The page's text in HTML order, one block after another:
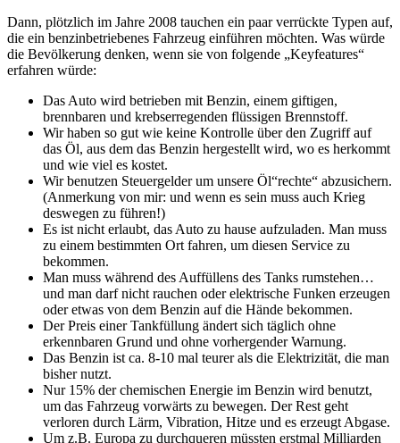
Dann, plötzlich im Jahre 2008 tauchen ein paar verrückte Typen auf,
die ein benzinbetriebenes Fahrzeug einführen möchten. Was würde
die Bevölkerung denken, wenn sie von folgende „Keyfeatures“
erfahren würde:
Das Auto wird betrieben mit Benzin, einem giftigen,
brennbaren und krebserregenden flüssigen Brennstoff.
Wir haben so gut wie keine Kontrolle über den Zugriff auf
das Öl, aus dem das Benzin hergestellt wird, wo es herkommt
und wie viel es kostet.
Wir benutzen Steuergelder um unsere Öl“rechte“ abzusichern.
(Anmerkung von mir: und wenn es sein muss auch Krieg
deswegen zu führen!)
Es ist nicht erlaubt, das Auto zu hause aufzuladen. Man muss
zu einem bestimmten Ort fahren, um diesen Service zu
bekommen.
Man muss während des Auffüllens des Tanks rumstehen…
und man darf nicht rauchen oder elektrische Funken erzeugen
oder etwas von dem Benzin auf die Hände bekommen.
Der Preis einer Tankfüllung ändert sich täglich ohne
erkennbaren Grund und ohne vorhergender Warnung.
Das Benzin ist ca. 8-10 mal teurer als die Elektrizität, die man
bisher nutzt.
Nur 15% der chemischen Energie im Benzin wird benutzt,
um das Fahrzeug vorwärts zu bewegen. Der Rest geht
verloren durch Lärm, Vibration, Hitze und es erzeugt Abgase.
Um z.B. Europa zu durchqueren müssten erstmal Milliarden